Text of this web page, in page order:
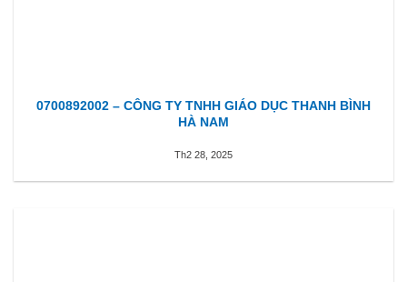
0700892002 – CÔNG TY TNHH GIÁO DỤC THANH BÌNH
HÀ NAM
Th2 28, 2025